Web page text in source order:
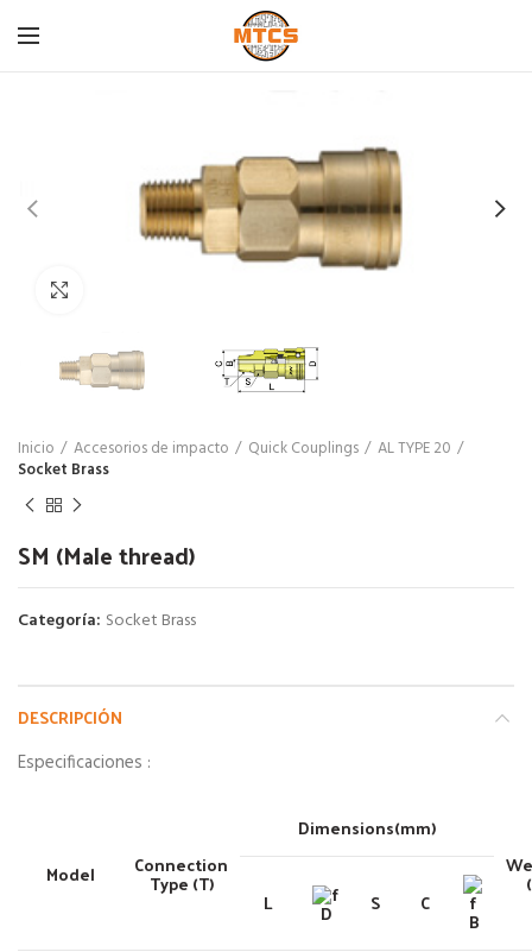
Inicio Accesorios de impacto Quick Couplings
AL TYPE 20
Socket Brass
SM (Male thread)
Categoría: Socket Brass
DESCRIPCIÓN
Especificaciones :
Model Connection
Type (T)
Dimensions(mm)
L D S C
B